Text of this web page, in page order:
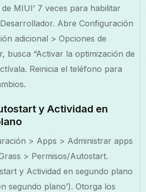
de MIUI’ 7 veces para habilitar
Abre Configuración
adicional > Opciones de
busca “Activar la optimización de
Reinicia el teléfono para
y Actividad en
> Apps > Administrar apps
> Permisos/Autostart.
y Actividad en segundo plano
segundo plano’). Otorga los